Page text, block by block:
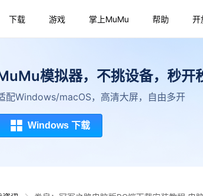
下载 游戏 掌上MuMu 帮助 开
模拟器，不挑设备，秒开
配Windows/macOS，高清大屏，自由多开
Windows 下载